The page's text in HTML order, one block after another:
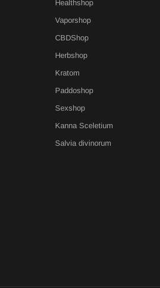
Healthshop
Vaporshop
CBDShop
Herbshop
Kratom
Paddoshop
Sexshop
Kanna Sceletium
Salvia divinorum